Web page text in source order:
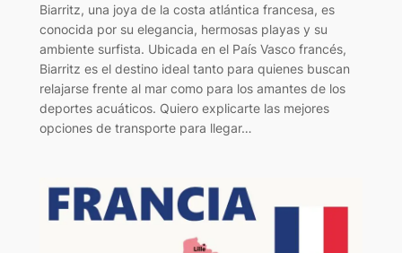
Biarritz, una joya de la costa atlántica francesa, es
conocida por su elegancia, hermosas playas y su
ambiente surfista. Ubicada en el País Vasco francés,
Biarritz es el destino ideal tanto para quienes buscan
relajarse frente al mar como para los amantes de los
deportes acuáticos. Quiero explicarte las mejores
opciones de transporte para llegar…